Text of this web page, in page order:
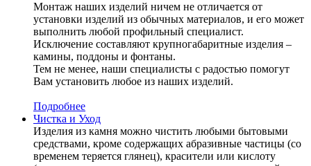
Монтаж наших изделий ничем не отличается от
установки изделий из обычных материалов, и его может
выполнить любой профильный специалист.
Исключение составляют крупногабаритные изделия –
камины, поддоны и фонтаны.
Тем не менее, наши специалисты с радостью помогут
Вам установить любое из наших изделий.
Подробнее
Чистка и Уход
Изделия из камня можно чистить любыми бытовыми
средствами, кроме содержащих абразивные частицы (со
временем теряется глянец), красители или кислоту